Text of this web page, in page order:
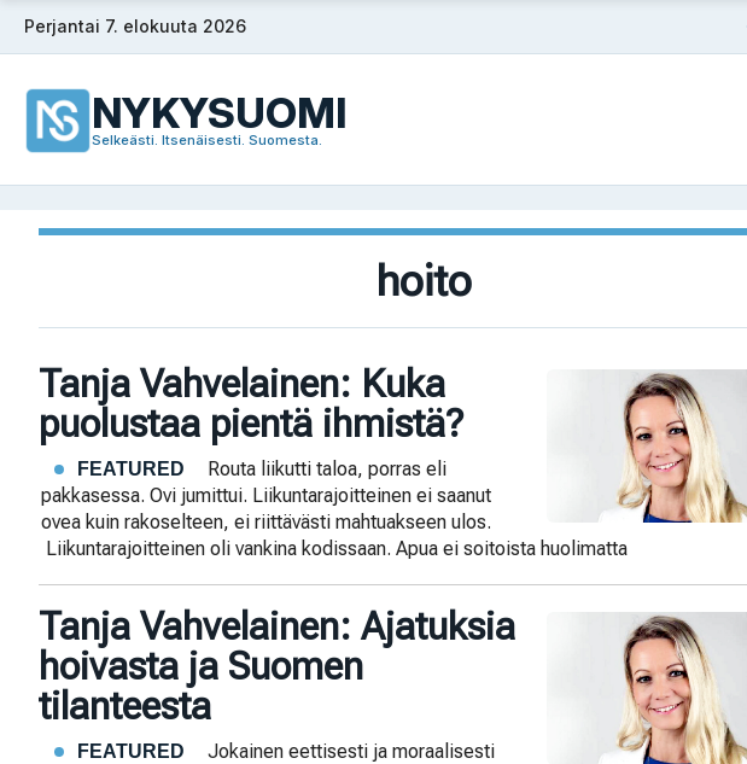
Siirry
sisältöön
Perjantai 7. elokuuta 2026
NYKYSUOMI
Selkeästi. Itsenäisesti. Suomesta.
hoito
Tanja Vahvelainen: Kuka
puolustaa pientä ihmistä?
FEATURED
Routa liikutti taloa, porras eli
pakkasessa. Ovi jumittui. Liikuntarajoitteinen ei saanut
ovea kuin rakoselteen, ei riittävästi mahtuakseen ulos.
Liikuntarajoitteinen oli vankina kodissaan. Apua ei soitoista huolimatta
Tanja Vahvelainen: Ajatuksia
hoivasta ja Suomen
tilanteesta
FEATURED
Jokainen eettisesti ja moraalisesti